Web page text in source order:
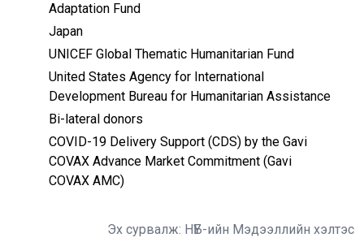
Adaptation Fund
Japan
UNICEF Global Thematic Humanitarian Fund
United States Agency for International
Development Bureau for Humanitarian Assistance
Bi-lateral donors
COVID-19 Delivery Support (CDS) by the Gavi
COVAX Advance Market Commitment (Gavi
COVAX AMC)
Эх сурвалж: НҮБ-ийн Мэдээллийн хэлтэс